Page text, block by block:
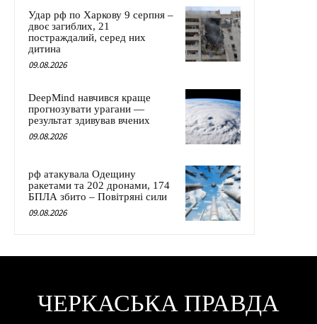
Удар рф по Харкову 9 серпня –
двоє загиблих, 21
постраждалий, серед них
дитина
09.08.2026
DeepMind навчився краще
прогнозувати урагани —
результат здивував вчених
09.08.2026
рф атакувала Одещину
ракетами та 202 дронами, 174
БПЛА збито – Повітряні сили
09.08.2026
ЧЕРКАСЬКА ПРАВДА